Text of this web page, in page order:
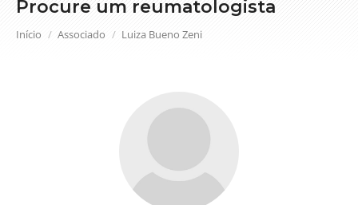
Procure um reumatologista
Você está aqui:
Início Associado Luiza Bueno Zeni